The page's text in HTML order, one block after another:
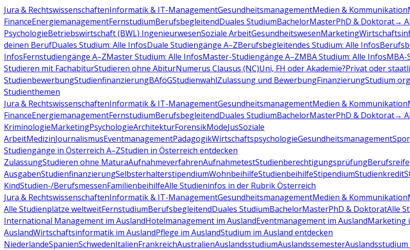
Jura & RechtswissenschaftenInformatik & IT-ManagementGesundheitsmanagementMedien & Kommunikation
FinanceEnergiemanagementFernstudiumBerufsbegleitendDuales StudiumBachelorMasterPhD & Doktorat→
PsychologieBetriebswirtschaft (BWL) IngenieurwesenSoziale ArbeitGesundheitswesenMarketing
deinen BerufDuales Studium: Alle InfosDuale Studiengänge A–ZBerufsbegleitendes Studium: Alle Infos
InfosFernstudiengänge A–ZMaster Studium: Alle InfosMaster-Studiengänge A–ZMBA Studium: Alle InfosMBA-
Studieren mit FachabiturStudieren ohne AbiturNumerus Clausus (NC)Uni, FH oder Akademie?Privat oder
StudienbewerbungStudienfinanzierungBAföGStudienwahlZulassung und BewerbungFinanzierungStudium
Studienthemen
Jura & RechtswissenschaftenInformatik & IT-ManagementGesundheitsmanagementMedien & Kommunikation
FinanceEnergiemanagementFernstudiumBerufsbegleitendDuales StudiumBachelorMasterPhD & Doktorat→
KriminologieMarketingPsychologieArchitekturForensikModeJusSoziale
ArbeitMedizinJournalismusEventmanagementPädagogikWirtschaftspsychologieGesundheitsmanagement
Studiengänge in Österreich A–ZStudien in Österreich entdecken
ZulassungStudieren ohne MaturaAufnahmeverfahrenAufnahmetestStudienberechtigungsprüfung
AusgabenStudienfinanzierungSelbsterhalterstipendiumWohnbeihilfeStudienbeihilfeStipendiumStudienkredit
KindStudien-/BerufsmessenFamilienbeihilfeAlle Studieninfos in der Rubrik Österreich
Jura & RechtswissenschaftenInformatik & IT-ManagementGesundheitsmanagementMedien & Kommunikation
Alle Studienplätze weltweitFernstudiumBerufsbegleitendDuales StudiumBachelorMasterPhD & DoktoratAlle
International Management im AuslandHotelmanagement im AuslandEventmanagement im AuslandMarketing
AuslandWirtschaftsinformatik im AuslandPflege im AuslandStudium im Ausland entdecken
NiederlandeSpanienSchwedenItalienFrankreichAustralienAuslandsstudiumAuslandssemester